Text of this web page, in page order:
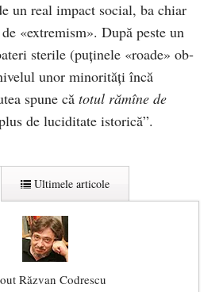
un real impact social, ba chiar
«extre­mism». După peste un
sterile (puţinele «roa­de» ob­
unor minorităţi încă
spune că totul rămîne de
de luciditate istorică”.
Ultimele articole
Răzvan Codrescu